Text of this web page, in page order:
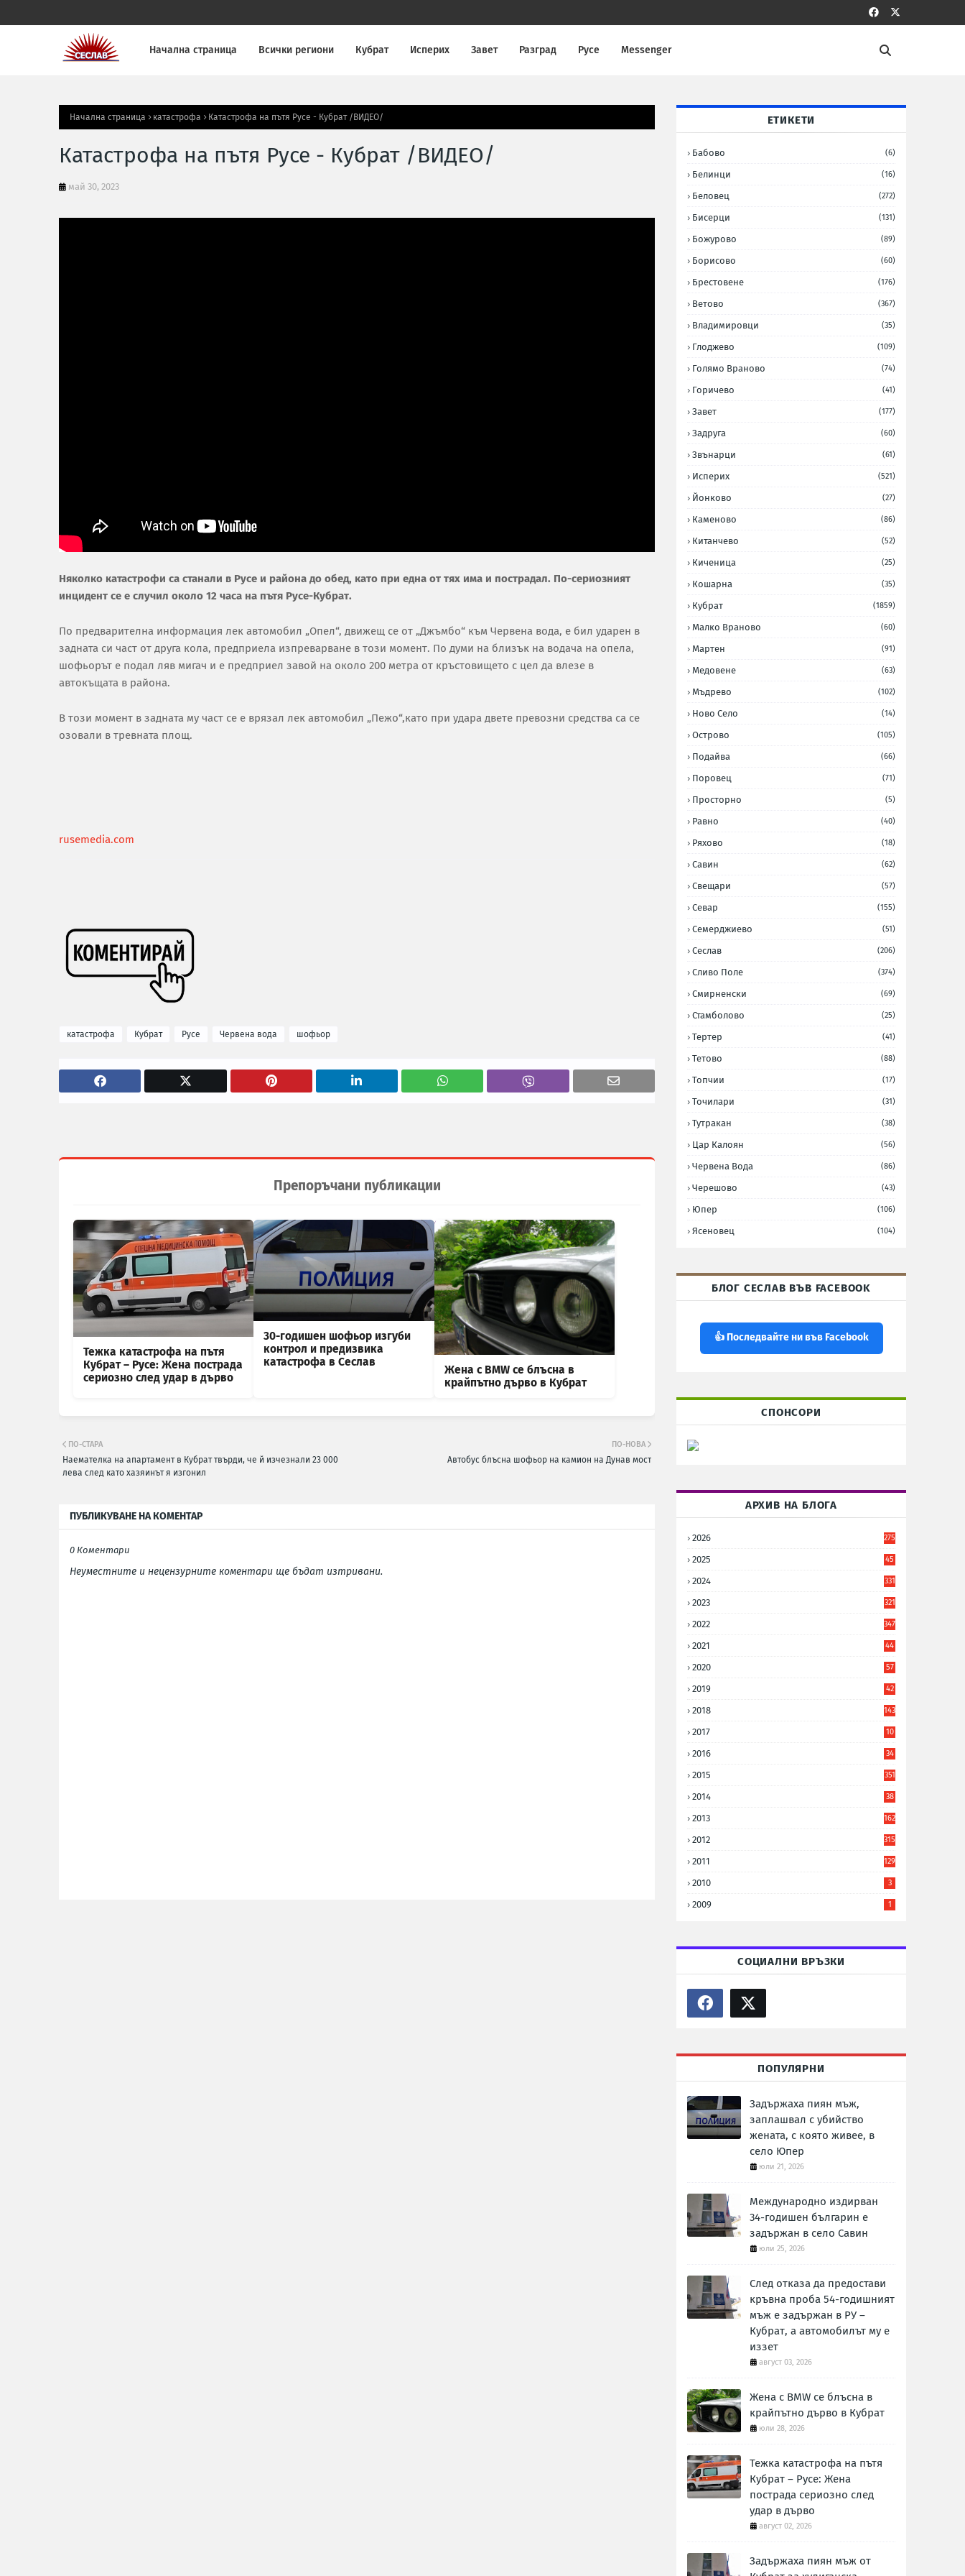
Начална страница Всички региони Кубрат Исперих Завет Разград Русе Messenger
Начална страница катастрофа Катастрофа на пътя Русе - Кубрат /ВИДЕО/
Катастрофа на пътя Русе - Кубрат /ВИДЕО/
май 30, 2023
Няколко катастрофи са станали в Русе и района до обед, като при една от тях има и пострадал. По-сериозният
инцидент се е случил около 12 часа на пътя Русе-Кубрат.
По предварителна информация лек автомобил „Опел“, движещ се от „Джъмбо“ към Червена вода, е бил ударен в
задната си част от друга кола, предприела изпреварване в този момент. По думи на близък на водача на опела,
шофьорът е подал ляв мигач и е предприел завой на около 200 метра от кръстовището с цел да влезе в
автокъщата в района.
В този момент в задната му част се е врязал лек автомобил „Пежо“,като при удара двете превозни средства са се
озовали в тревната площ.
rusemedia.com
катастрофа Кубрат Русе Червена вода шофьор
Препоръчани публикации
Тежка катастрофа на пътя
Кубрат – Русе: Жена пострада
сериозно след удар в дърво
30-годишен шофьор изгуби
контрол и предизвика
катастрофа в Сеслав
Жена с BMW се блъсна в
крайпътно дърво в Кубрат
ПО-НОВА
Автобус блъсна шофьор на камион на Дунав мост
ПО-СТАРА
Наемателка на апартамент в Кубрат твърди, че й изчезнали 23 000
лева след като хазяинът я изгонил
ПУБЛИКУВАНЕ НА КОМЕНТАР
0 Коментари
Неуместните и нецензурните коментари ще бъдат изтривани.
ЕТИКЕТИ
Бабово (6)
Белинци (16)
Беловец (272)
Бисерци (131)
Божурово (89)
Борисово (60)
Брестовене (176)
Ветово (367)
Владимировци (35)
Глоджево (109)
Голямо Враново (74)
Горичево (41)
Завет (177)
Задруга (60)
Звънарци (61)
Исперих (521)
Йонково (27)
Каменово (86)
Китанчево (52)
Киченица (25)
Кошарна (35)
Кубрат (1859)
Малко Враново (60)
Мартен (91)
Медовене (63)
Мъдрево (102)
Ново Село (14)
Острово (105)
Подайва (66)
Поровец (71)
Просторно (5)
Равно (40)
Ряхово (18)
Савин (62)
Свещари (57)
Севар (155)
Семерджиево (51)
Сеслав (206)
Сливо Поле (374)
Смирненски (69)
Стамболово (25)
Тертер (41)
Тетово (88)
Топчии (17)
Точилари (31)
Тутракан (38)
Цар Калоян (56)
Червена Вода (86)
Черешово (43)
Юпер (106)
Ясеновец (104)
БЛОГ СЕСЛАВ ВЪВ FACEBOOK
👍 Последвайте ни във Facebook
СПОНСОРИ
АРХИВ НА БЛОГА
2026 275
2025
45
2024 331
2023 321
2022 347
2021
44
2020
57
2019
42
2018 143
2017
10
2016
34
2015 351
2014
38
2013 162
2012 315
2011 129
2010 3
2009 1
СОЦИАЛНИ ВРЪЗКИ
ПОПУЛЯРНИ
Задържаха пиян мъж,
заплашвал с убийство
жената, с която живее, в
село Юпер
юли 21, 2026
Международно издирван
34-годишен българин е
задържан в село Савин
юли 25, 2026
След отказа да предостави
кръвна проба 54-годишният
мъж е задържан в РУ –
Кубрат, а автомобилът му е
иззет
август 03, 2026
Жена с BMW се блъсна в
крайпътно дърво в Кубрат
юли 28, 2026
Тежка катастрофа на пътя
Кубрат – Русе: Жена
пострада сериозно след
удар в дърво
август 02, 2026
Задържаха пиян мъж от